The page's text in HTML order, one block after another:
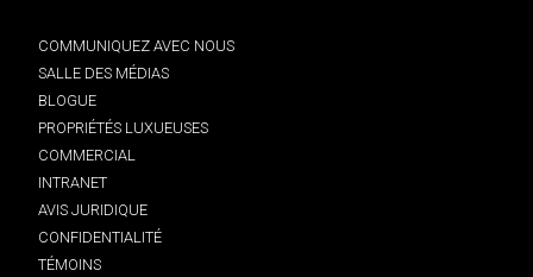
COMMUNIQUEZ AVEC NOUS
SALLE DES MÉDIAS
BLOGUE
PROPRIÉTÉS LUXUEUSES
COMMERCIAL
INTRANET
AVIS JURIDIQUE
CONFIDENTIALITÉ
TÉMOINS